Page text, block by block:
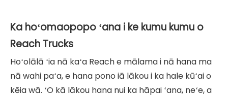
Ka hoʻomaopopo ʻana i ke kumu kumu o
Reach Trucks
Hoʻolālā ʻia nā kaʻa Reach e mālama i nā hana ma
nā wahi paʻa, e hana pono iā lākou i ka hale kūʻai o
kēia wā. ʻO kā lākou hana nui ka hāpai ʻana, neʻe, a